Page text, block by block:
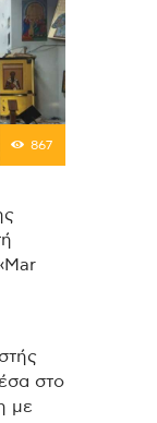
867
στο
με